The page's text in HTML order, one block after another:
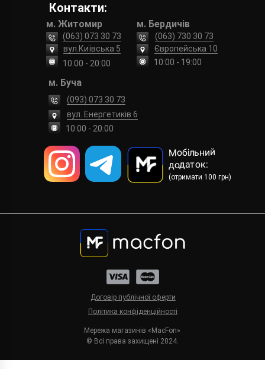
Контакти:
м. Житомир
вул.Київська 5
10:00 - 20:00
(063) 073 30 73
м. Бердичів
Європейська 10
10:00 - 19:00
(063) 730 30 73
Мобільний
додаток:
(отримати 100 грн)
Мережа магазинів «MacFon»
© Всі права захищені 2024.
Політика конфіденційності
Договір публічної оферти
м. Буча
вул. Енергетиків 6
(093) 073 30 73
10:00 - 20:00